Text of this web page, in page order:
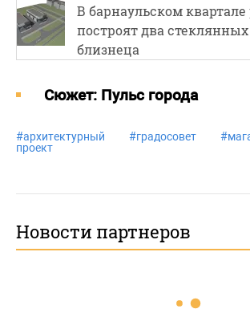
В барнаульском
построят два
близнеца
Cюжет: Пульс города
#архитектурный
проект
#градосовет #
Новости партнеров